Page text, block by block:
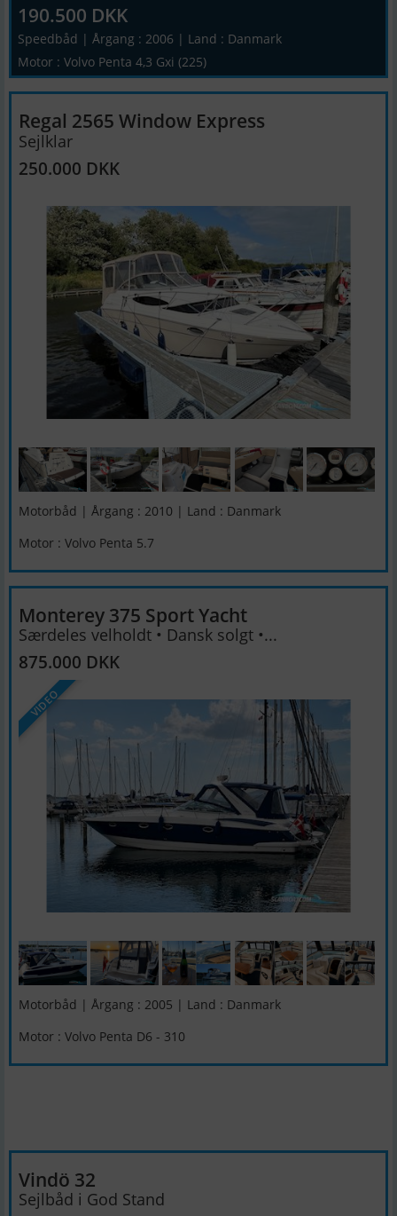
190.500 DKK
Speedbåd | Årgang : 2006 | Land : Danmark
Motor : Volvo Penta 4,3 Gxi (225)
Regal 2565 Window Express
Sejlklar
250.000 DKK
Motorbåd | Årgang : 2010 | Land : Danmark
Motor : Volvo Penta 5.7
Monterey 375 Sport Yacht
Særdeles velholdt • Dansk solgt •...
875.000 DKK
VIDEO
Motorbåd | Årgang : 2005 | Land : Danmark
Motor : Volvo Penta D6 - 310
Vindö 32
Sejlbåd i God Stand